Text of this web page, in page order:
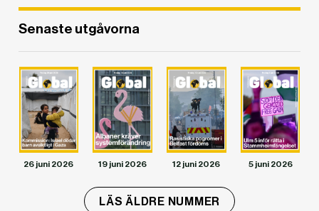
Senaste utgåvorna
26 juni 2026 19 juni 2026 12 juni 2026 5 juni 2026
LÄS ÄLDRE NUMMER